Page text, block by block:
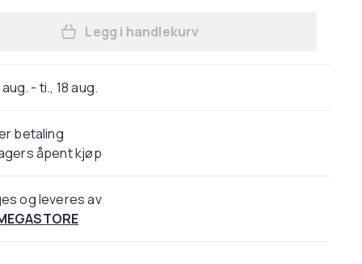
Legg Grunnbok i kunst og
Legg i handlekurv
aug. - ti., 18 aug.
betaling
åpent kjøp
og leveres av